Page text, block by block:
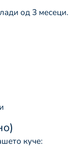
од 3 месеци.
куче: